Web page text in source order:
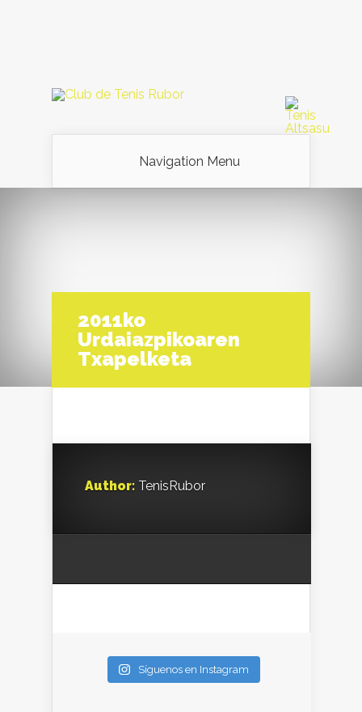
Navigation Menu
2011ko
Urdaiazpikoaren
Txapelketa
Author: TenisRubor
Síguenos en Instagram